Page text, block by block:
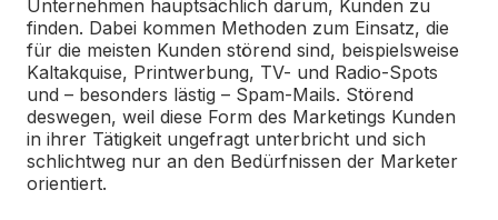
Unternehmen hauptsächlich darum, Kunden zu
finden. Dabei kommen Methoden zum Einsatz, die
für die meisten Kunden störend sind, beispielsweise
Kaltakquise, Printwerbung, TV- und Radio-Spots
und – besonders lästig – Spam-Mails. Störend
deswegen, weil diese Form des Marketings Kunden
in ihrer Tätigkeit ungefragt unterbricht und sich
schlichtweg nur an den Bedürfnissen der Marketer
orientiert.